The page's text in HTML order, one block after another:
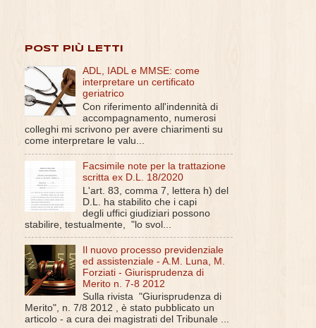
POST PIÙ LETTI
ADL, IADL e MMSE: come
interpretare un certificato
geriatrico
Con riferimento all'indennità di
accompagnamento, numerosi
colleghi mi scrivono per avere chiarimenti su
come interpretare le valu...
Facsimile note per la trattazione
scritta ex D.L. 18/2020
L'art. 83, comma 7, lettera h) del
D.L. ha stabilito che i capi
degli uffici giudiziari possono
stabilire, testualmente, "lo svol...
Il nuovo processo previdenziale
ed assistenziale - A.M. Luna, M.
Forziati - Giurisprudenza di
Merito n. 7-8 2012
Sulla rivista "Giurisprudenza di
Merito", n. 7/8 2012 , è stato pubblicato un
articolo - a cura dei magistrati del Tribunale ...